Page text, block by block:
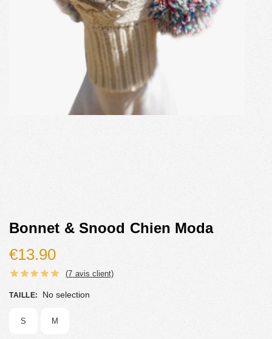
Bonnet & Snood Chien Moda
€13.90
(7 avis client)
TAILLE: No selection
S M